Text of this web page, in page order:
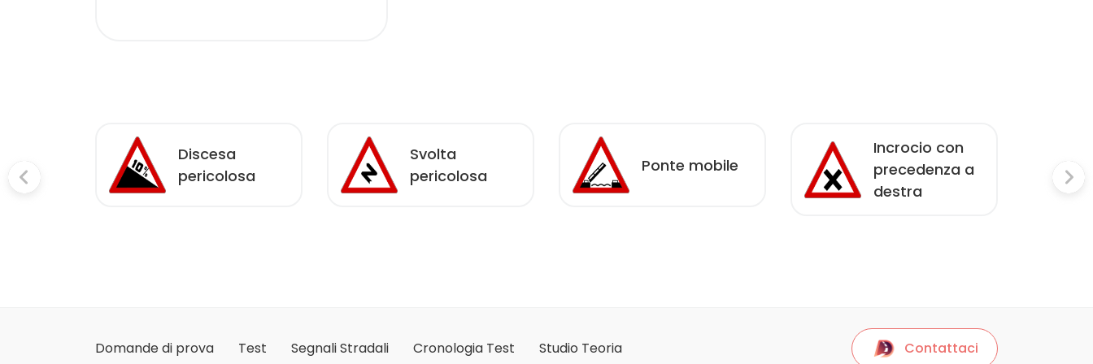
Discesa
pericolosa
Svolta
pericolosa
Ponte mobile
Incrocio con
precedenza a
destra
Domande di prova Test Segnali Stradali Cronologia Test Studio Teoria Contattaci